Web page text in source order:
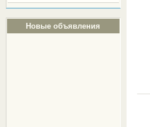
Новые объявления